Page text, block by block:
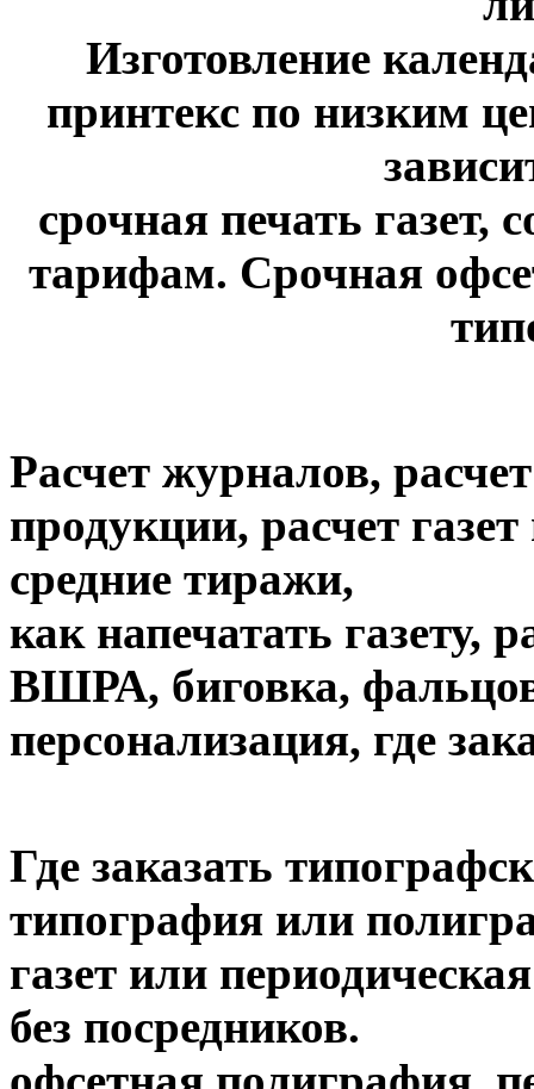
Изготовление
принтекс по низким
срочная печать газет,
тарифам. Срочная
Расчет журналов,
продукции, расчет
средние тиражи,
как напечатать газету,
ВШРА, биговка,
персонализация, где
Где заказать
типография или
газет или
без посредников.